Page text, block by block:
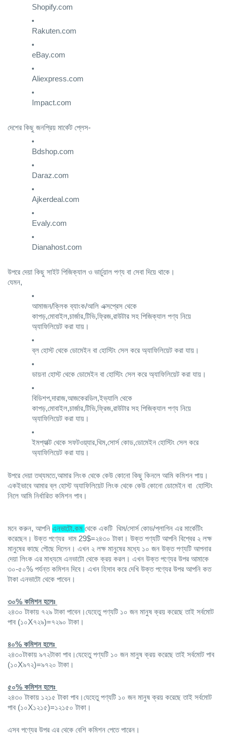
Shopify.com
Rakuten.com
eBay.com
Aliexpress.com
Impact.com
দেশের কিছু জনপ্রিয় মার্কেট প্লেস-
Bdshop.com
Daraz.com
Ajkerdeal.com
Evaly.com
Dianahost.com
উপরে দেয়া কিছু সাইট পিজিক্যাল ও ভার্চুয়াল পণ্য বা সেবা দিয়ে থাকে।
যেমন,
আমাজন/ক্লিক ব্যাংক/আলি এক্সপ্রেস থেকে
কাপড়,মোবাইল,চার্জার,টিভি,ফ্রিজ,রাউটার সহ পিজিক্যাল পণ্য নিয়ে
অ্যাফিলিয়েট করা যায়।
ব্ল হোস্ট থেকে ডোমেইন বা হোস্টিং সেল করে অ্যাফিলিয়েট করা যায়।
ডায়না হোস্ট থেকে ডোমেইন বা হোস্টিং সেল করে অ্যাফিলিয়েট করা যায়।
বিডিশপ,দারাজ,আজকেরডিল,ইভ্যালি থেকে
কাপড়,মোবাইল,চার্জার,টিভি,ফ্রিজ,রাউটার সহ পিজিক্যাল পণ্য নিয়ে
অ্যাফিলিয়েট করা যায়।
ইমপ্যাক্ট থেকে সফটওয়্যার,থিম,সোর্স কোড,ডোমেইন হোস্টিং সেল করে
অ্যাফিলিয়েট করা যায়।
উপরে দেয়া তথ্যমতে,আমার লিংক থেকে কেউ কোনো কিছু কিনলে আমি কমিশন পায়।
একইভাবে আমার ব্ল হোস্ট অ্যাফিলিয়েট লিংক থেকে কেউ কোনো ডোমেইন বা  হোস্টিং
নিলে আমি নির্ধারিত কমিশন পাব।
মনে করুন, আপনি এনভাটো.কম থেকে একটি  থিম/সোর্স কোড/প্লাগিন এর মার্কেটিং
করেছেন। উক্ত পণ্যের  দাম 29$=২৪৩০ টাকা। উক্ত পণ্যটি আপনি বিশ্বের ২ লক্ষ
মানুষের কাছে পৌছে দিলেন। এখন ২ লক্ষ মানুষের মধ্যে ১০ জন উক্ত পণ্যটি আপনার
দেয়া লিংক এর মাধ্যমে এনভাটো থেকে ক্রয় করল। এখন উক্ত পণ্যের উপর আমাকে
৩০-৫০% পর্যন্ত কমিশন দিবে। এখন হিসাব করে দেখি উক্ত পণ্যের উপর আপনি কত
টাকা এনভাটো থেকে পাবেন।
৩০% কমিশন হলেঃ
২৪৩০ টাকায় ৭২৯ টাকা পাবেন।যেহেতু পণ্যটি ১০ জন মানুষ ক্রয় করেছে তাই সর্বমোট
পাব (১০X৭২৯)=৭২৯০ টাকা।
৪০% কমিশন হলেঃ
২৪৩০টাকায় ৯৭২টাকা পাব।যেহেতু পণ্যটি ১০ জন মানুষ ক্রয় করেছে তাই সর্বমোট পাব
(১০X৯৭২)=৯৭২০ টাকা।
৫০% কমিশন হলেঃ
২৪৩০ টাকায় ১২১৫ টাকা পাব।যেহেতু পণ্যটি ১০ জন মানুষ ক্রয় করেছে তাই সর্বমোট
পাব (১০X১২১৫)=১২১৫০ টাকা।
এসব পণ্যের উপর এর থেকে বেশি কমিশন পেতে পারেন।